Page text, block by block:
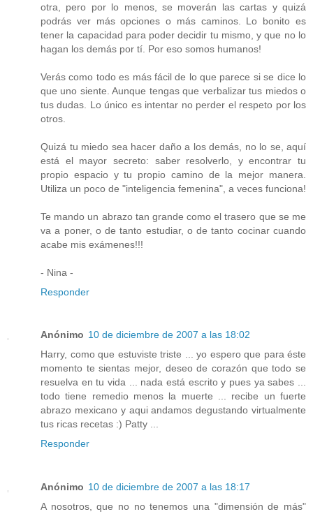
otra, pero por lo menos, se moverán las cartas y quizá
podrás ver más opciones o más caminos. Lo bonito es
tener la capacidad para poder decidir tu mismo, y que no lo
hagan los demás por tí. Por eso somos humanos!
Verás como todo es más fácil de lo que parece si se dice lo
que uno siente. Aunque tengas que verbalizar tus miedos o
tus dudas. Lo único es intentar no perder el respeto por los
otros.
Quizá tu miedo sea hacer daño a los demás, no lo se, aquí
está el mayor secreto: saber resolverlo, y encontrar tu
propio espacio y tu propio camino de la mejor manera.
Utiliza un poco de "inteligencia femenina", a veces funciona!
Te mando un abrazo tan grande como el trasero que se me
va a poner, o de tanto estudiar, o de tanto cocinar cuando
acabe mis exámenes!!!
- Nina -
Responder
Anónimo 10 de diciembre de 2007 a las 18:02
Harry, como que estuviste triste ... yo espero que para éste
momento te sientas mejor, deseo de corazón que todo se
resuelva en tu vida ... nada está escrito y pues ya sabes ...
todo tiene remedio menos la muerte ... recibe un fuerte
abrazo mexicano y aqui andamos degustando virtualmente
tus ricas recetas :) Patty ...
Responder
Anónimo 10 de diciembre de 2007 a las 18:17
A nosotros, que no no tenemos una "dimensión de más"